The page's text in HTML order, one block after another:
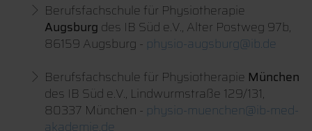
Berufsfachschule für Physiotherapie
Augsburg des IB Süd e.V., Alter Postweg 97b,
86159 Augsburg - physio-augsburg@ib.de
Berufsfachschule für Physiotherapie München
des IB Süd e.V., Lindwurmstraße 129/131,
80337 München - physio-muenchen@ib-med-
akademie.de